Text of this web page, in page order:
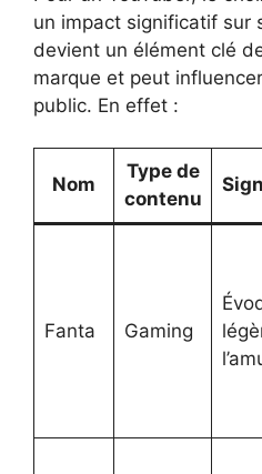
un impact significatif sur
devient un élément clé
marque et peut
public. En effet :
Nom
Type de
contenu
Fanta Gaming